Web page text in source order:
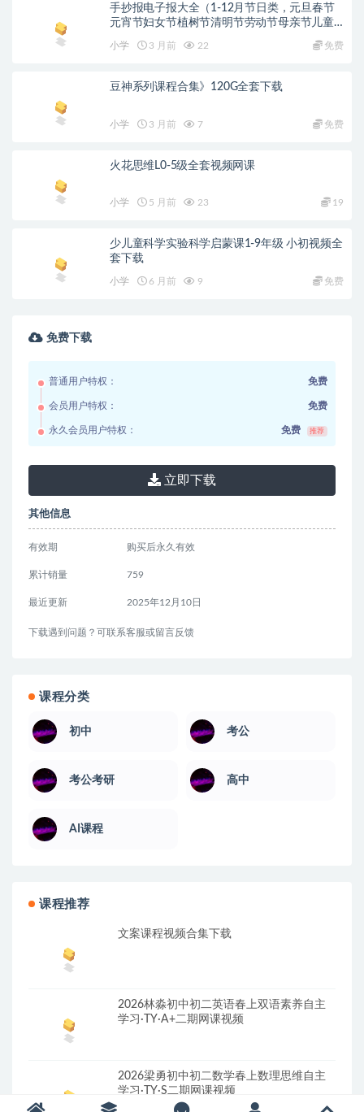
手抄报电子报大全（1-12月节日类，元旦春节
元宵节妇女节植树节清明节劳动节母亲节儿童
节端午节父亲节党的生日教师节中秋节国庆节
重阳节圣诞节新年手抄报）
小学 3 月前 22 免费
豆神系列课程合集》120G全套下载
小学 3 月前 7 免费
火花思维L0-5级全套视频网课
小学 5 月前 23 19
少儿童科学实验科学启蒙课1-9年级 小初视频全
套下载
小学 6 月前 9 免费
免费下载
普通用户特权： 免费
会员用户特权： 免费
永久会员用户特权： 免费 推荐
立即下载
其他信息
有效期 购买后永久有效
累计销量 759
最近更新 2025年12月10日
下载遇到问题？可联系客服或留言反馈
课程分类
初中 考公
考公考研 高中
AI课程
课程推荐
文案课程视频合集下载
2026林淼初中初二英语春上双语素养自主
学习·TY·A+二期网课视频
2026梁勇初中初二数学春上数理思维自主
学习·TY·S二期网课视频